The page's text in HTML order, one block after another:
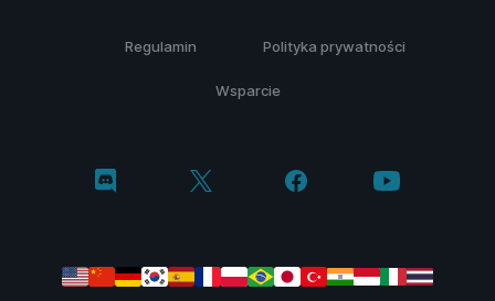
Regulamin Polityka prywatności
Wsparcie